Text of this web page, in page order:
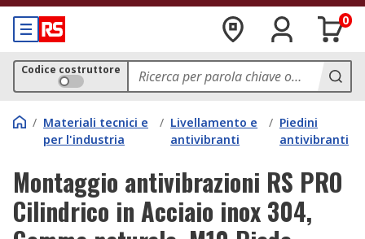
0
Codice costruttore
/ Materiali tecnici e
per l'industria
/ Livellamento e
antivibranti
/ Piedini
antivibranti
Montaggio antivibrazioni RS PRO
Cilindrico in Acciaio inox 304,